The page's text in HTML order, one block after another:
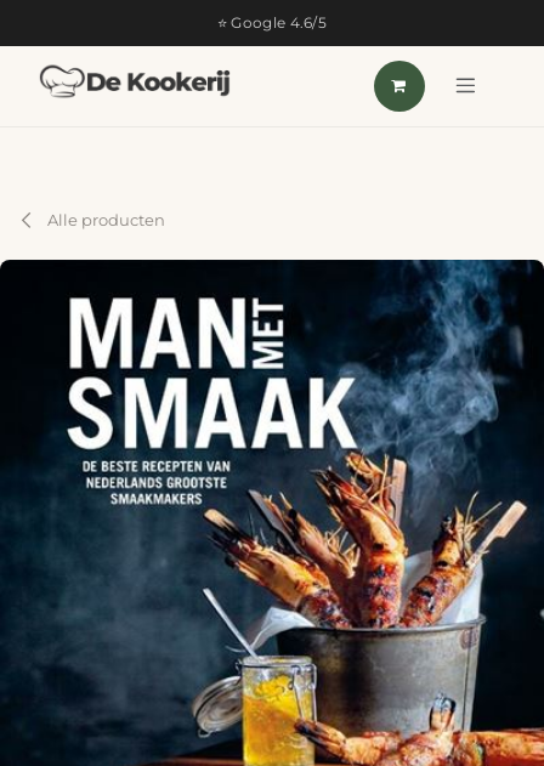
⭐ Google 4.6/5
Alle producten